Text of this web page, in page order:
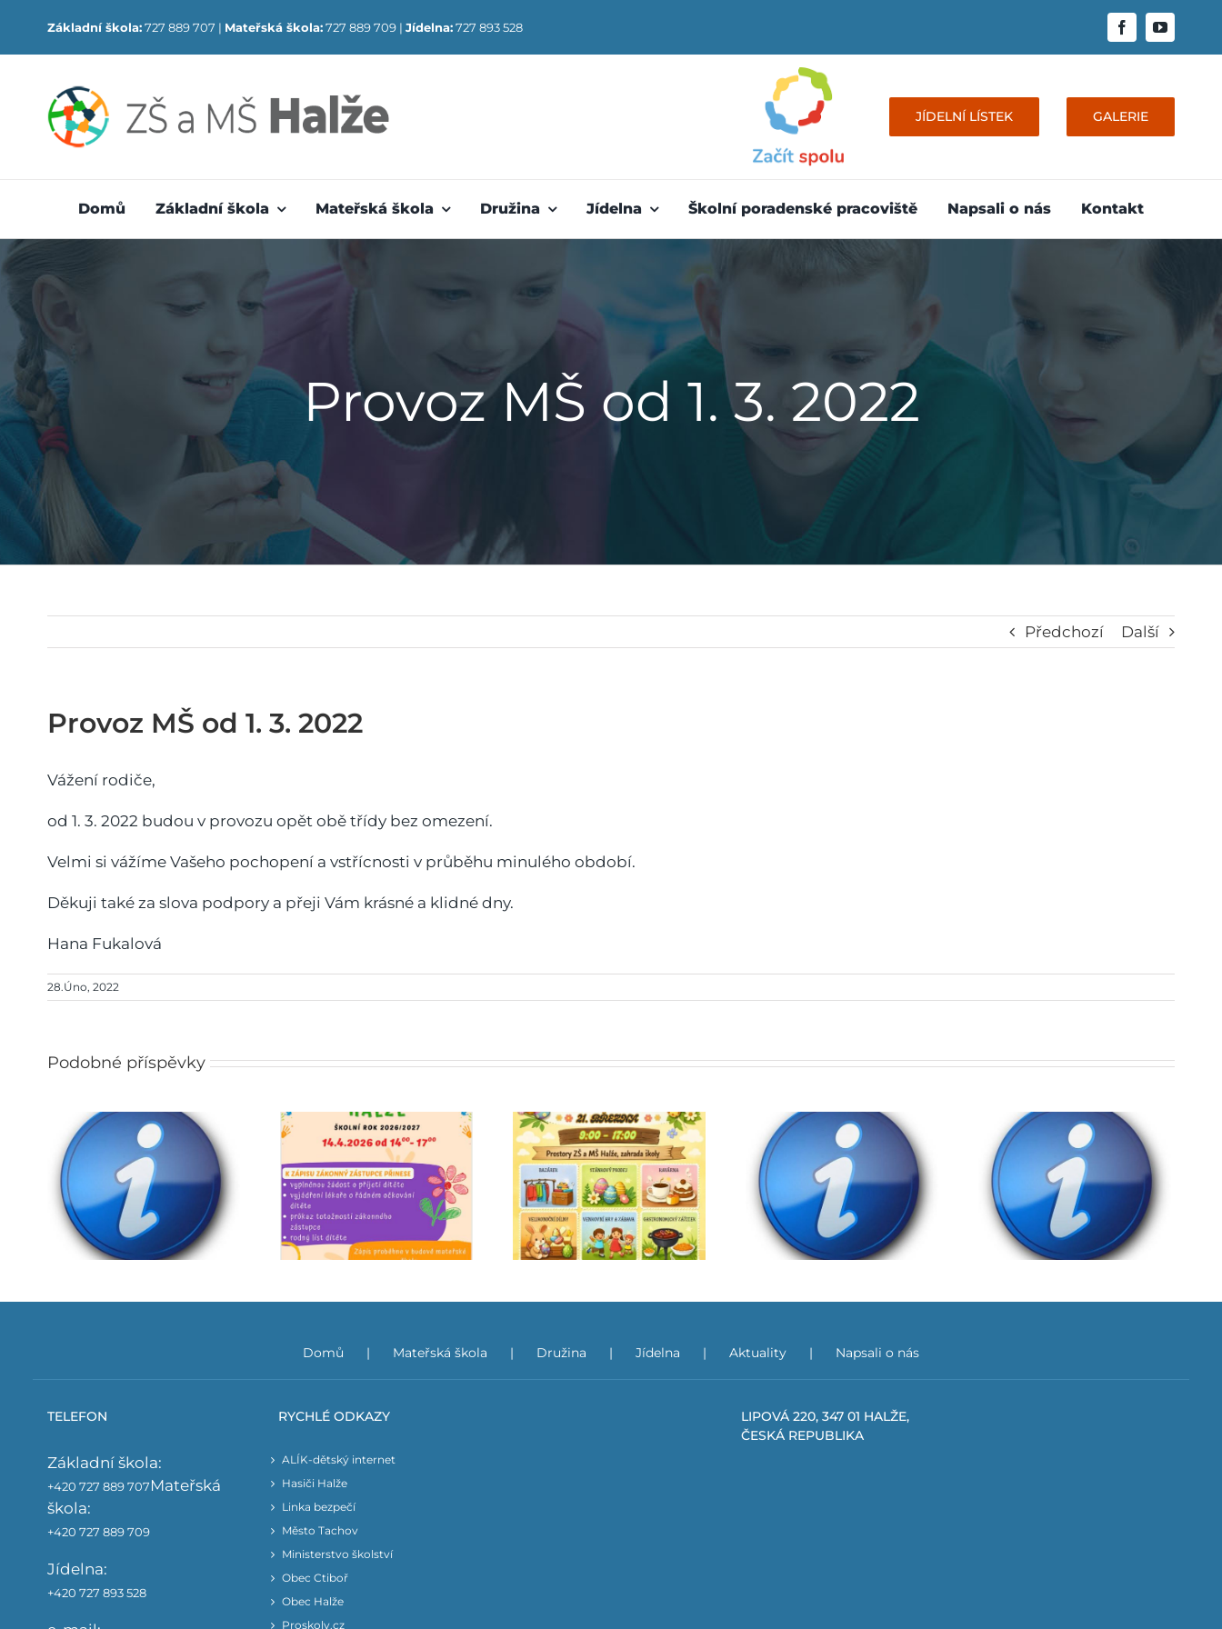
content
Základní škola:727 889 707 | Mateřská škola:727 889 709 | Jídelna:727 893 528
JÍDELNÍ LÍSTEK GALERIE
Domů Základní škola Mateřská škola Družina Jídelna Školní poradenské pracoviště Napsali o nás Kontakt
Provoz MŠ od 1. 3. 2022
Předchozí Další
Provoz MŠ od 1. 3. 2022
Vážení rodiče,
od 1. 3. 2022 budou v provozu opět obě třídy bez omezení.
Velmi si vážíme Vašeho pochopení a vstřícnosti v průběhu minulého období.
Děkuji také za slova podpory a přeji Vám krásné a klidné dny.
Hana Fukalová
28.Úno, 2022
Podobné příspěvky
Zápis do mateřské školy Jarmark
Doplňující informace
k žádostem o odklad
povinné školní docházky
(PŠD)
Důležité upozornění
Domů Mateřská škola Družina Jídelna Aktuality Napsali o nás
TELEFON
Základní škola:
+420 727 889 707Mateřská
škola:
+420 727 889 709
Jídelna:
+420 727 893 528
RYCHLÉ ODKAZY
ALÍK-dětský internet
Hasiči Halže
Linka bezpečí
Město Tachov
Ministerstvo školství
Obec Ctiboř
Obec Halže
Proskoly.cz
LIPOVÁ 220, 347 01 HALŽE,
ČESKÁ REPUBLIKA